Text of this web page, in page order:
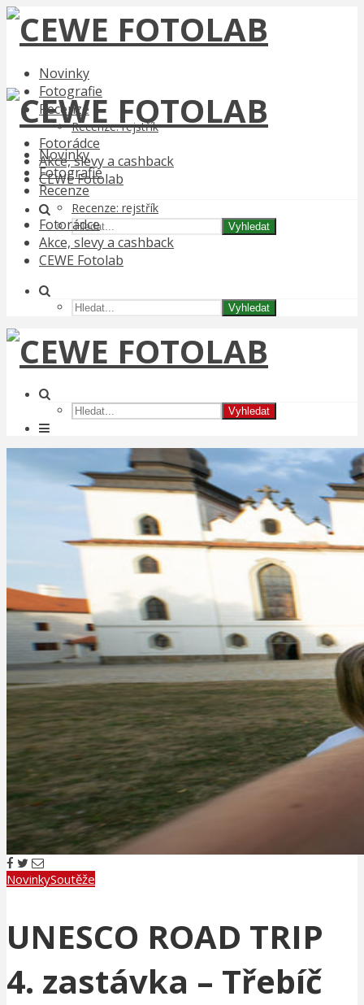
Novinky
Fotografie
Recenze
Recenze: rejstřík
Fotorádce
Akce, slevy a cashback
CEWE Fotolab
Vyhledat
Novinky
Fotografie
Recenze
Recenze: rejstřík
Fotorádce
Akce, slevy a cashback
CEWE Fotolab
Vyhledat
Vyhledat
NovinkySoutěže
UNESCO ROAD TRIP
4. zastávka – Třebíč